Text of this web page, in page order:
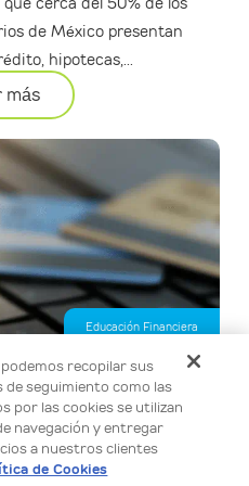
de México presentan
hipotecas,...
más
Educación Financiera
en línea de forma fácil y
el monto de tu
semanal que mejor se
recopilar sus
seguimiento como las
por las cookies se utilizan
navegación y entregar
a nuestros clientes
de Cookies